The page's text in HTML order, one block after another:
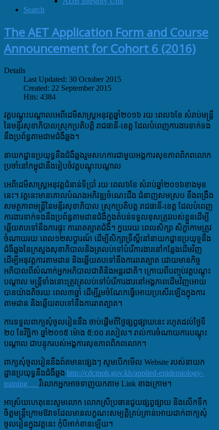
Search
The AET Application Form and Course
Announcement for Cohort 6 (2016)
Details
Last Updated: 30 October 2015
Created: 22 September 2015
Hits: 4384
វគ្គបណ្តុះបណ្តាលអេពីដេមីសាស្ត្រអនុវត្តឆ្នាំ២០១៦ រយៈពេល៦ខែ សំរាប់មន្ត្រី
នៃមន្ទីរសុខាភិបាលស្រុកប្រតិបត្តិ រាជធានី-ខេត្ត ដែលបំពេញការងារទាក់ទង
នឹងប្រព័ន្ធតាមដាមជំងឺឆ្លង។
នាយកដ្ឋានប្រយុទ្ធនឹងជំងឺឆ្លងរួមសហការជាមួយអង្គការសុខភាពពិភពលោក
ប្រចាំនៅកម្ពុជានឹងរៀបចំវគ្គបណ្តុះបណ្តាល
អេពីដេមីសាស្ត្រអនុវត្តជំនាន់ទីប្រាំ រយៈពេល៦ខែ សំរាប់ឆ្នាំ២០១៦ខាងមុខ
នេះ។ វគ្គនេះមានគោលបំណងអភិវឌ្ឍចំណេះដឹង ជំនាញសមស្រប នឹងពង្រឹង
សមត្ថភាពមន្ត្រីនៃមន្ទីរសុខាភិបាល ស្រុកប្រតិបត្ត រាជធានី-ខេត្ត ដែលបំពេញ
ការងារទាក់ទងនឹងប្រព័ន្ធតាមដានជំងឺក្នុងតំបន់ទទួលខុសត្រូវរបស់ខ្លួនដើម្បី
ឆ្លើយតបទៅនឹងការផ្ទុះ ការរាតត្បាតជំងឺ។ ក្នយរយៈពេលសិក្សា សិក្ខាកាមត្រូវ
ចំណាយរយៈពេល១២សប្តារណ៍ ដើម្បីសិក្សាទ្រឹស្តីនៅនាយកដ្ឋានប្រយុទ្ចនឹង
ជំងឺឆ្លងនៃក្រសួងសុខាភិបាលនិងត្រលប់ទៅបំរើការងារនៅកន្លែងដើមវិញ
ដើម្បីអនុវត្តការតាមដាន និងឆ្លើយតបទៅនឹងការរាតត្បាត ដោយមានកិច្ច
អភិបាលពីសំណាក់អ្នកអភិបាលជាតិនិងអន្តរជាតិ។ ក្រោយពីបញ្ចប់វគ្គបណ្តុះ
បណ្តាល មន្ត្រីទាំងនោះត្រូវត្រលប់ទៅបំរើការងារនៅអង្គភាពដើមវិញអោយ
បានយ៉ាងតិចរយៈពេល៣ឆ្នាំ ដើម្បីរួមចំណែកធ្វើអោយប្រសើរឡើងក្នុងការ
តាមដាន និងឆ្លើយតបទៅនឹងការរាតត្បាត។
ការទទួលពាក្យសុំចូលរៀននឹង​ ចាប់ផ្តើមពីថ្ងៃផ្សព្វផ្សាយនេះ រហូតដល់ថ្ងៃទី
២០ ខែវិច្ជិកា ឆ្នាំ២០១៥ ម៉ោង ៥:០០ រសៀល។ រាល់ការចំណាយការបណ្តុះ
បណ្តាល ជាបន្ទុករបស់អង្គការសុខភាពពិភពលោក។
ពាក្យសុំចូលរៀននឹងព៍តមានផ្សេងៗ សូមបើកមើល Website របស់នាយក
ដ្ឋានប្រយុទ្ធនឹងជំងឺឆ្លង http://cdcmoh.gov.kh/applied-epidemiology-
training រឺលោកអ្នកអាចទាញយកតាម Link ខាងក្រោម។
អាស្រ័យហេតុនេះសូមលោក លោកស្រីប្រធានជួយផ្សព្វផ្សាយ និងលើកទឹក
ចិត្តមន្ត្រីក្រោមឱវាទដែលមានលក្ខណះសម្បត្តិគ្រប់គ្រាន់អោយដាក់ពាក្យសុំ
ចូលរៀនក្នុងវគ្គនេះ កុំបីអាក់ខានឡើយ។